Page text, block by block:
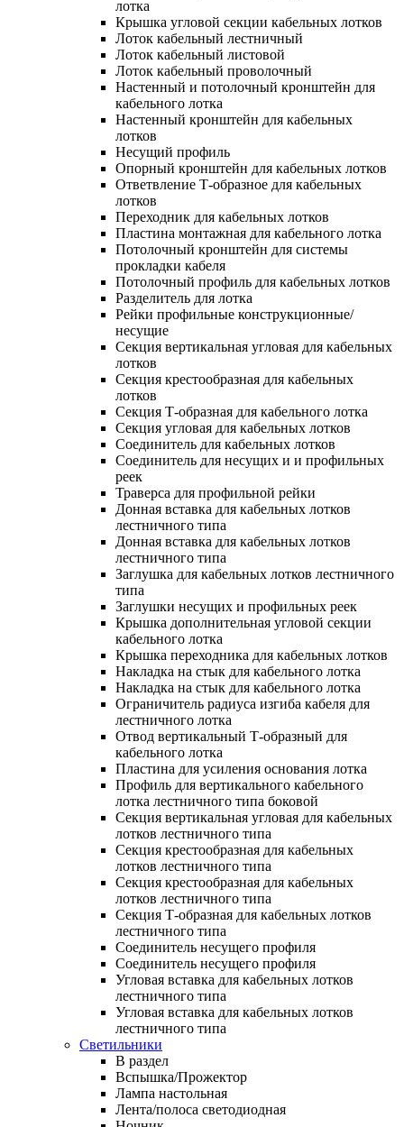
лотка
Крышка угловой секции кабельных лотков
Лоток кабельный лестничный
Лоток кабельный листовой
Лоток кабельный проволочный
Настенный и потолочный кронштейн для
кабельного лотка
Настенный кронштейн для кабельных
лотков
Несущий профиль
Опорный кронштейн для кабельных лотков
Ответвление Т-образное для кабельных
лотков
Переходник для кабельных лотков
Пластина монтажная для кабельного лотка
Потолочный кронштейн для системы
прокладки кабеля
Потолочный профиль для кабельных лотков
Разделитель для лотка
Рейки профильные конструкционные/
несущие
Секция вертикальная угловая для кабельных
лотков
Секция крестообразная для кабельных
лотков
Секция Т-образная для кабельного лотка
Секция угловая для кабельных лотков
Соединитель для кабельных лотков
Соединитель для несущих и и профильных
реек
Траверса для профильной рейки
Донная вставка для кабельных лотков
лестничного типа
Донная вставка для кабельных лотков
лестничного типа
Заглушка для кабельных лотков лестничного
типа
Заглушки несущих и профильных реек
Крышка дополнительная угловой секции
кабельного лотка
Крышка переходника для кабельных лотков
Накладка на стык для кабельного лотка
Накладка на стык для кабельного лотка
Ограничитель радиуса изгиба кабеля для
лестничного лотка
Отвод вертикальный Т-образный для
кабельного лотка
Пластина для усиления основания лотка
Профиль для вертикального кабельного
лотка лестничного типа боковой
Секция вертикальная угловая для кабельных
лотков лестничного типа
Секция крестообразная для кабельных
лотков лестничного типа
Секция крестообразная для кабельных
лотков лестничного типа
Секция Т-образная для кабельных лотков
лестничного типа
Соединитель несущего профиля
Соединитель несущего профиля
Угловая вставка для кабельных лотков
лестничного типа
Угловая вставка для кабельных лотков
лестничного типа
Светильники
В раздел
Вспышка/Прожектор
Лампа настольная
Лента/полоса светодиодная